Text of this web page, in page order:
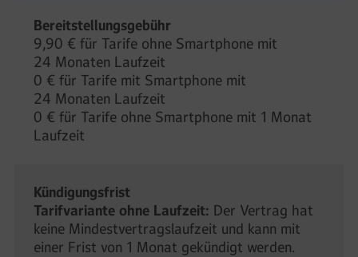
Bereitstellungsgebühr
9,90 € für Tarife ohne Smartphone mit
24 Monaten Laufzeit
0 € für Tarife mit Smartphone mit
24 Monaten Laufzeit
0 € für Tarife ohne Smartphone mit 1 Monat
Laufzeit
Kündigungsfrist
Tarifvariante ohne Laufzeit: Der Vertrag hat
keine Mindestvertragslaufzeit und kann mit
einer Frist von 1 Monat gekündigt werden.